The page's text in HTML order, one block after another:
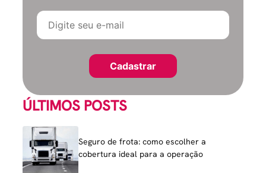
ÚLTIMOS POSTS
Seguro de frota: como escolher a
cobertura ideal para a operação